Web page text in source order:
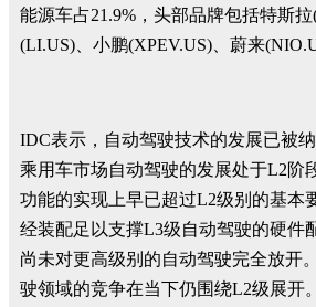
能源车占21.9%，头部品牌包括特斯
(LI.US)、小鹏(XPEV.US)、蔚来
IDC表示，自动驾驶技术的发展已被
乘用车市场自动驾驶的发展处于L2阶
功能的实现上早已超过L2级别的基本
经装配足以支撑L3级自动驾驶的硬件
尚未对更高级别的自动驾驶完全放开
驶领域的竞争在当下仍围绕L2级展开。